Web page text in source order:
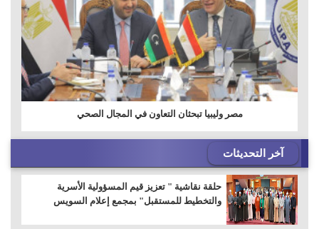
مصر وليبيا تبحثان التعاون في المجال الصحي
آخر التحديثات
حلقة نقاشية " تعزيز قيم المسؤولية الأسرية
والتخطيط للمستقبل" بمجمع إعلام السويس